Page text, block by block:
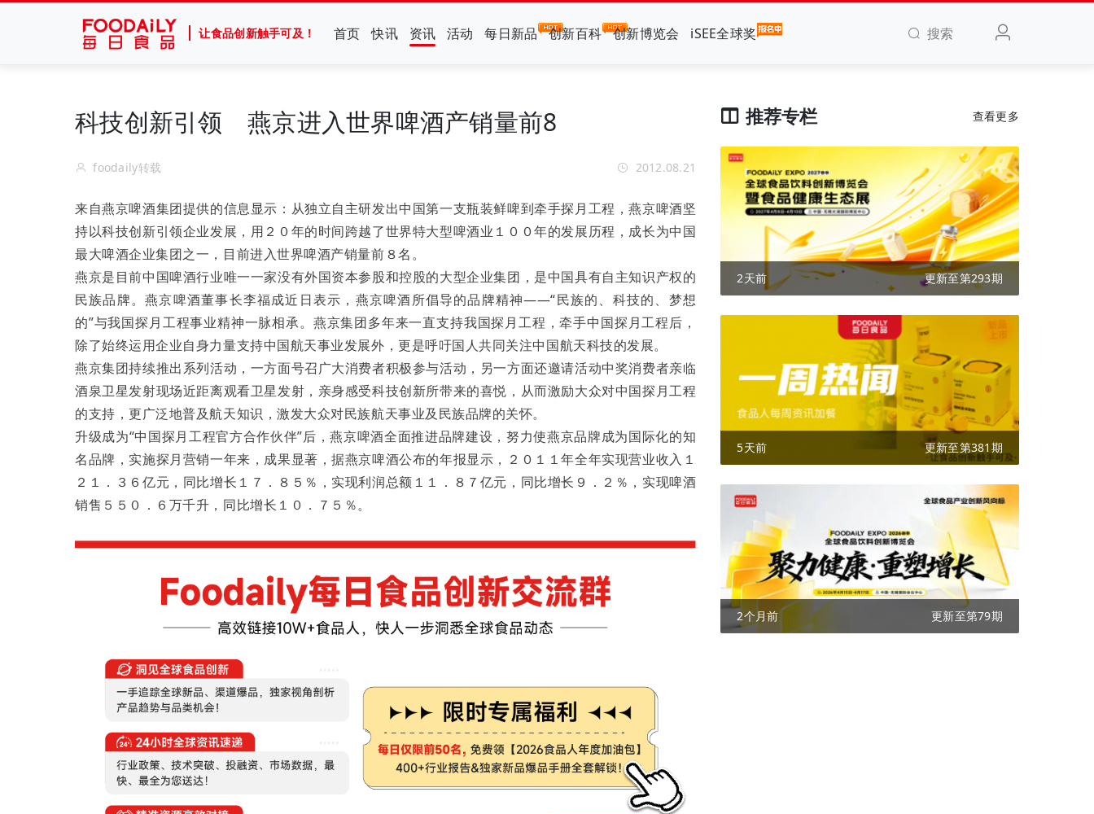
让食品创新触手可及！ 首页 快讯 资讯 活动 每日新品 创新百科 创新博览会 iSEE全球奖 搜索
科技创新引领 燕京进入世界啤酒产销量前8
foodaily转载 2012.08.21
来自燕京啤酒集团提供的信息显示：从独立自主研发出中国第一支瓶装鲜啤到牵手探月工程，燕京啤酒坚
持以科技创新引领企业发展，用２０年的时间跨越了世界特大型啤酒业１００年的发展历程，成长为中国
最大啤酒企业集团之一，目前进入世界啤酒产销量前８名。
燕京是目前中国啤酒行业唯一一家没有外国资本参股和控股的大型企业集团，是中国具有自主知识产权的
民族品牌。燕京啤酒董事长李福成近日表示，燕京啤酒所倡导的品牌精神——“民族的、科技的、梦想
的”与我国探月工程事业精神一脉相承。燕京集团多年来一直支持我国探月工程，牵手中国探月工程后，
除了始终运用企业自身力量支持中国航天事业发展外，更是呼吁国人共同关注中国航天科技的发展。
燕京集团持续推出系列活动，一方面号召广大消费者积极参与活动，另一方面还邀请活动中奖消费者亲临
酒泉卫星发射现场近距离观看卫星发射，亲身感受科技创新所带来的喜悦，从而激励大众对中国探月工程
的支持，更广泛地普及航天知识，激发大众对民族航天事业及民族品牌的关怀。
升级成为“中国探月工程官方合作伙伴”后，燕京啤酒全面推进品牌建设，努力使燕京品牌成为国际化的知
名品牌，实施探月营销一年来，成果显著，据燕京啤酒公布的年报显示，２０１１年全年实现营业收入１
２１．３６亿元，同比增长１７．８５％，实现利润总额１１．８７亿元，同比增长９．２％，实现啤酒
销售５５０．６万千升，同比增长１０．７５％。
推荐专栏 查看更多
2天前 更新至第293期
5天前 更新至第381期
2个月前 更新至第79期